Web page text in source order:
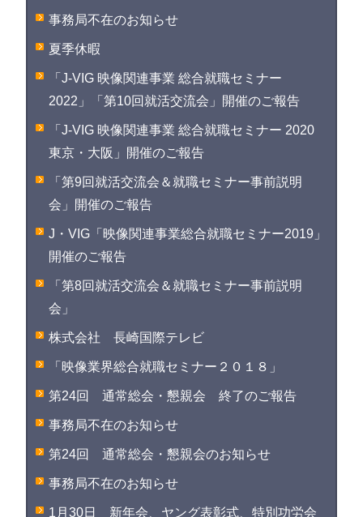
事務局不在のお知らせ
夏季休暇
「J-VIG 映像関連事業 総合就職セミナー
2022」「第10回就活交流会」開催のご報告
「J-VIG 映像関連事業 総合就職セミナー 2020
東京・大阪」開催のご報告
「第9回就活交流会＆就職セミナー事前説明
会」開催のご報告
J・VIG「映像関連事業総合就職セミナー2019」
開催のご報告
「第8回就活交流会＆就職セミナー事前説明
会」
株式会社 長崎国際テレビ
「映像業界総合就職セミナー２０１８」
第24回 通常総会・懇親会 終了のご報告
事務局不在のお知らせ
第24回 通常総会・懇親会のお知らせ
事務局不在のお知らせ
1月30日 新年会、ヤング表彰式、特別功労会